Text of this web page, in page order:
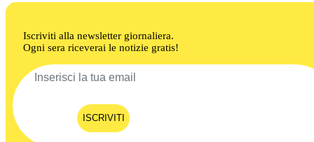
Iscriviti alla newsletter giornaliera.
Ogni sera riceverai le notizie gratis!
ISCRIVITI